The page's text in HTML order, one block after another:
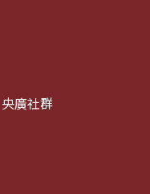
央廣社群